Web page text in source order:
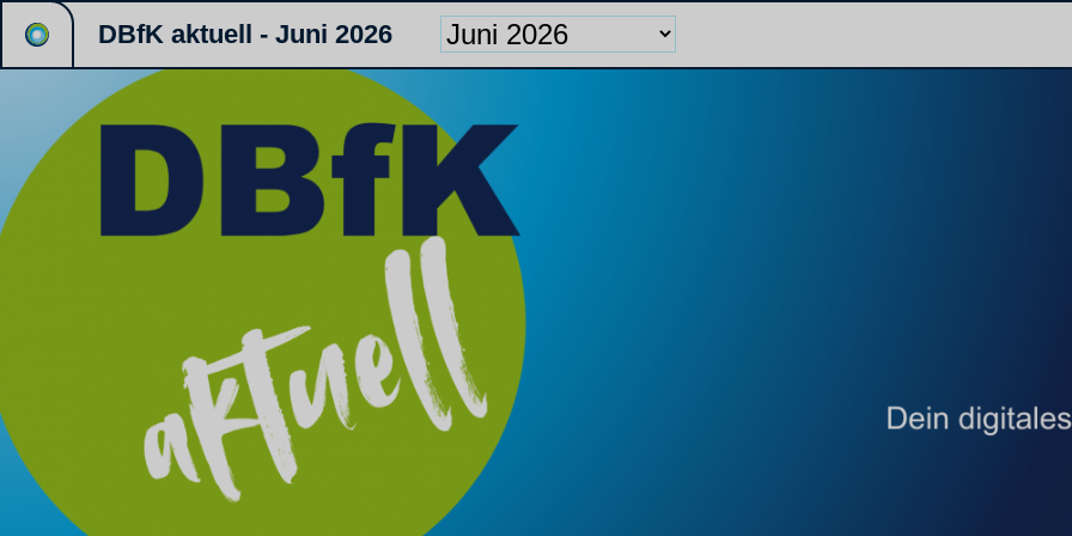
DBfK aktuell - Juni 2026